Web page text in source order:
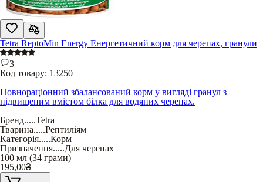
Tetra ReptoMin Energy Енергетичний корм для черепах, гранули
3
Код товару: 13250
Повнораціонний збалансований корм у вигляді гранул з
підвищеним вмістом білка для водяних черепах.
Бренд.....Tetra
Тварина.....Рептиліям
Категорія.....Корм
Призначення.....Для черепах
100 мл (34 грами)
195,00₴